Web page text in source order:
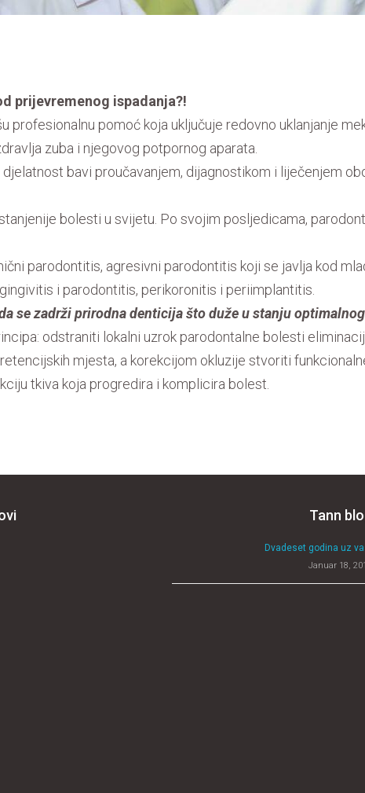
prijevremenog ispadanja?!
profesionalnu pomoć koja uključuje redovno uklanjanje
zuba i njegovog potpornog aparata.
bavi proučavanjem, dijagnostikom i liječenjem
bolesti u svijetu. Po svojim posljedicama,
parodontitis, agresivni parodontitis koji se javlja kod
i parodontitis, perikoronitis i periimplantitis.
se zadrži prirodna denticija što duže u stanju
odstraniti lokalni uzrok parodontalne bolesti
mjesta, a korekcijom okluzije stvoriti
tkiva koja progredira i komplicira bolest.
Tann
Dvadeset godina uz
Januar 18,